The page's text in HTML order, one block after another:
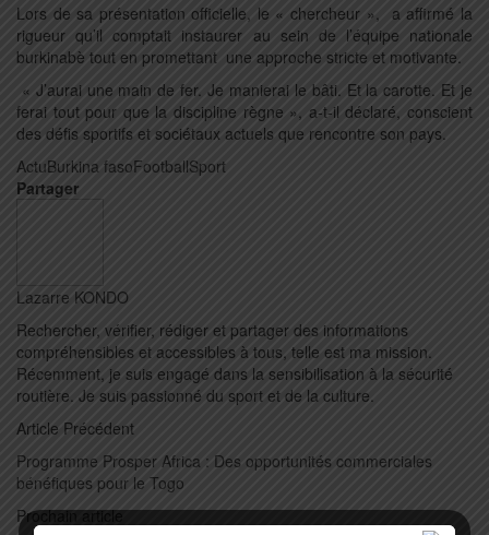
Lors de sa présentation officielle, le « chercheur »,
a affirmé la
rigueur qu’il comptait instaurer au sein de l’équipe nationale
burkinabè tout en promettant une approche stricte et motivante.
« J’aurai une main de fer. Je manierai le bâti. Et la carotte. Et je
ferai tout pour que la discipline règne », a-t-il déclaré, conscient
des défis sportifs et sociétaux actuels que rencontre son pays.
ActuBurkina fasoFootballSport
Partager
Lazarre KONDO
Rechercher, vérifier, rédiger et partager des informations
compréhensibles et accessibles à tous, telle est ma mission.
Récemment, je suis engagé dans la sensibilisation à la sécurité
routière. Je suis passionné du sport et de la culture.
Article Précédent
Programme Prosper Africa : Des opportunités commerciales
bénéfiques pour le Togo
Prochain article